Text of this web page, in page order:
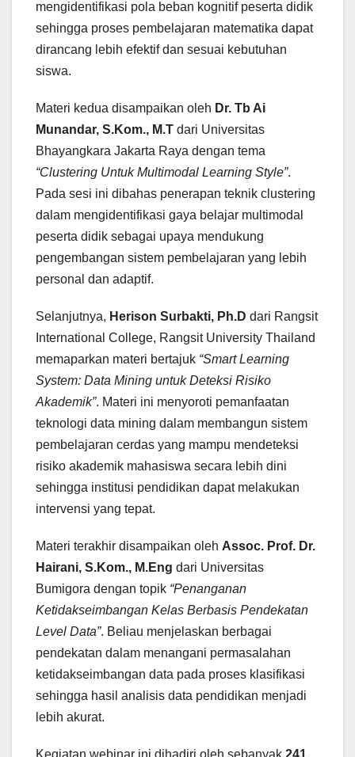
mengidentifikasi pola beban kognitif peserta didik
sehingga proses pembelajaran matematika dapat
dirancang lebih efektif dan sesuai kebutuhan
siswa.
Materi kedua disampaikan oleh Dr. Tb Ai
Munandar, S.Kom., M.T dari Universitas
Bhayangkara Jakarta Raya dengan tema
“Clustering Untuk Multimodal Learning Style”.
Pada sesi ini dibahas penerapan teknik clustering
dalam mengidentifikasi gaya belajar multimodal
peserta didik sebagai upaya mendukung
pengembangan sistem pembelajaran yang lebih
personal dan adaptif.
Selanjutnya, Herison Surbakti, Ph.D dari Rangsit
International College, Rangsit University Thailand
memaparkan materi bertajuk “Smart Learning
System: Data Mining untuk Deteksi Risiko
Akademik”. Materi ini menyoroti pemanfaatan
teknologi data mining dalam membangun sistem
pembelajaran cerdas yang mampu mendeteksi
risiko akademik mahasiswa secara lebih dini
sehingga institusi pendidikan dapat melakukan
intervensi yang tepat.
Materi terakhir disampaikan oleh Assoc. Prof. Dr.
Hairani, S.Kom., M.Eng dari Universitas
Bumigora dengan topik “Penanganan
Ketidakseimbangan Kelas Berbasis Pendekatan
Level Data”. Beliau menjelaskan berbagai
pendekatan dalam menangani permasalahan
ketidakseimbangan data pada proses klasifikasi
sehingga hasil analisis data pendidikan menjadi
lebih akurat.
Kegiatan webinar ini dihadiri oleh sebanyak 241